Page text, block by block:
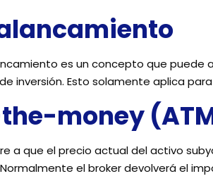
es un concepto que puede
inversión. Esto solamente aplica para
money
a que el precio actual del activo
el broker devolverá el